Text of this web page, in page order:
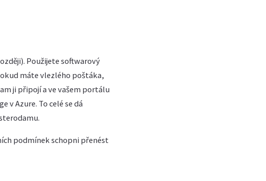
Použijete softwarový
máte vlezlého poštáka,
ji připojí a ve vašem portálu
Azure. To celé se dá
podmínek schopni přenést